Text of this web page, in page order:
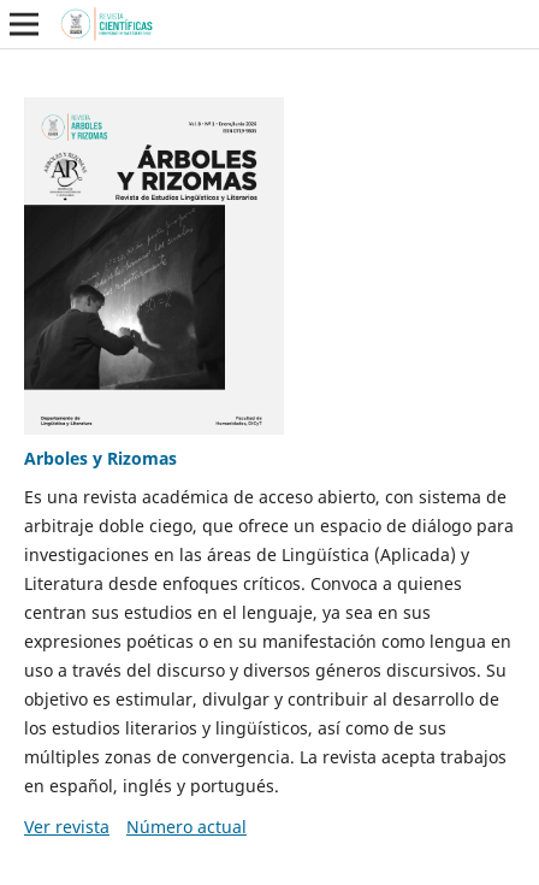
Arboles y Rizomas
Es una revista académica de acceso abierto, con sistema de
arbitraje doble ciego, que ofrece un espacio de diálogo para
investigaciones en las áreas de Lingüística (Aplicada) y
Literatura desde enfoques críticos. Convoca a quienes
centran sus estudios en el lenguaje, ya sea en sus
expresiones poéticas o en su manifestación como lengua en
uso a través del discurso y diversos géneros discursivos. Su
objetivo es estimular, divulgar y contribuir al desarrollo de
los estudios literarios y lingüísticos, así como de sus
múltiples zonas de convergencia. La revista acepta trabajos
en español, inglés y portugués.
Ver revista
Número actual